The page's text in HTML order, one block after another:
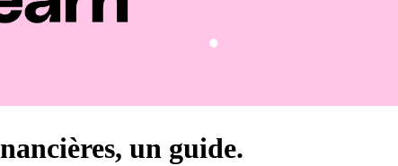
un guide.